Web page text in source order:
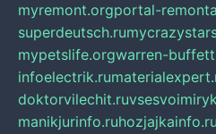
myremont.orgportal-
superdeutsch.ru
mypetslife.orgwarren-
infoelectrik.ru
doktorvilechit.ru
manikjurinfo.ruhozjajkainfo.ru